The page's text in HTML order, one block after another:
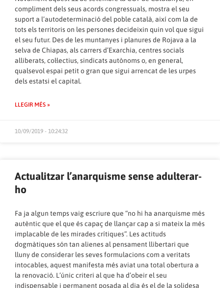
compliment dels seus acords congressuals, mostra el seu
suport a l’autodeterminació del poble català, així com la de
tots els territoris on les persones decideixin quin vol que sigui
el seu futur. Des de les muntanyes i planures de Rojava a la
selva de Chiapas, als carrers d’Exarchia, centres socials
alliberats, col·lectius, sindicats autònoms o, en general,
qualsevol espai petit o gran que sigui arrencat de les urpes
dels estatsi el capital.
LLEGIR MÉS »
10/09/2019 - 10:24:32
Actualitzar l’anarquisme sense adulterar-
ho
Fa ja algun temps vaig escriure que “no hi ha anarquisme més
autèntic que el que és capaç de llançar cap a si mateix la més
implacable de les mirades crítiques”. Les actituds
dogmàtiques són tan alienes al pensament llibertari que
lluny de considerar les seves formulacions com a veritats
intocables, aquest manifesta més aviat una total obertura a
la renovació. L’únic criteri al que ha d’obeir el seu
indispensable i permanent posada al dia és el de la solidesa